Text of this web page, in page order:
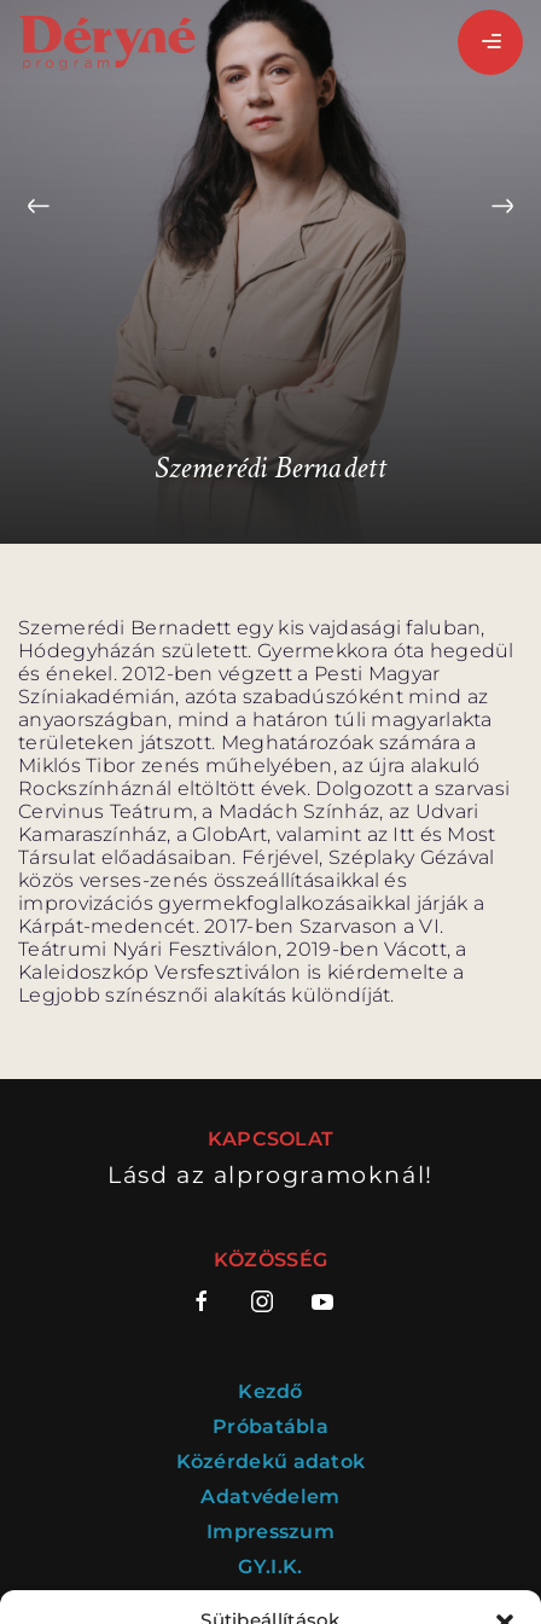
BEJELENTKEZEM
REGISZTRÁLOK
PROGRAMISMERTETŐ
PROGRAMOK
PROGRAM
PROGRAM
ALPROGRAMOK
ORSZÁGJÁRÁS VÁNDORSZÍNHÁZ
KULTUP VITÉZ LÁSZLÓ
DÉRYNÉ TÁRSULAT
PROJEKTEK
DRÁMA E-LEARNING
SZÍNHÁZ
SZAKMAI BIZOTTSÁG
Szemerédi Bernadett
Szemerédi Bernadett egy kis vajdasági faluban,
Hódegyházán született. Gyermekkora óta hegedül
és énekel. 2012-ben végzett a Pesti Magyar
Színiakadémián, azóta szabadúszóként mind az
anyaországban, mind a határon túli magyarlakta
területeken játszott. Meghatározóak számára a
Miklós Tibor zenés műhelyében, az újra alakuló
Rockszínháznál eltöltött évek. Dolgozott a szarvasi
Cervinus Teátrum, a Madách Színház, az Udvari
Kamaraszínház, a GlobArt, valamint az Itt és Most
Társulat előadásaiban. Férjével, Széplaky Gézával
közös verses-zenés összeállításaikkal és
improvizációs gyermekfoglalkozásaikkal járják a
Kárpát-medencét. 2017-ben Szarvason a VI.
Teátrumi Nyári Fesztiválon, 2019-ben Vácott, a
Kaleidoszkóp Versfesztiválon is kiérdemelte a
Legjobb színésznői alakítás különdíját.
KAPCSOLAT
Lásd az alprogramoknál!
KÖZÖSSÉG
Kezdő
Próbatábla
Közérdekű adatok
Adatvédelem
Impresszum
GY.I.K.